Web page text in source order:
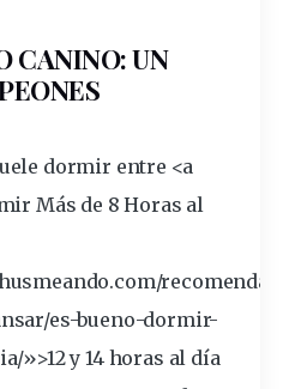
CANINO: UN
dormir entre <a
Más de 8 Horas al
es-bueno-dormir-
»>12 y 14 horas al día